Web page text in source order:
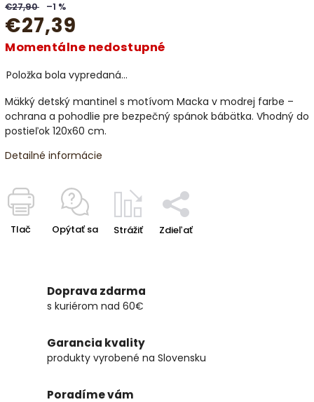
€27,90 –1 %
€27,39
Momentálne nedostupné
Položka bola vypredaná…
Mäkký detský mantinel s motívom Macka v modrej farbe –
ochrana a pohodlie pre bezpečný spánok bábätka. Vhodný do
postieľok 120x60 cm.
Detailné informácie
Tlač Opýtať sa Strážiť Zdieľať
Doprava zdarma
s kuriérom nad 60€
Garancia kvality
produkty vyrobené na Slovensku
Poradíme vám